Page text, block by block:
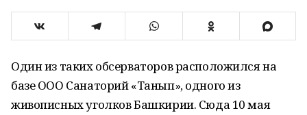
Один из таких обсерваторов расположился на
базе ООО Санаторий «Танып», одного из
живописных уголков Башкирии. Сюда 10 мая